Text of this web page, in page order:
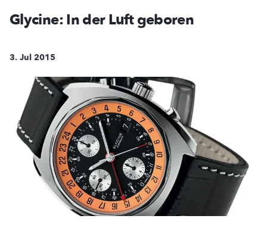
Glycine: In der Luft geboren
3. Jul 2015